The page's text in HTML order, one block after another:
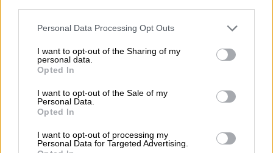
Please note that this website/app uses one or more Google
not limited to your visit or usage behaviour. You may click to
grant or deny consent to Google and its third-party tags to
use your data for below specified purposes in below Google
consent section.
Personal Data Processing Opt Outs
I want to opt-out of the Sharing of my
personal data.
Opted In
I want to opt-out of the Sale of my
Personal Data.
Opted In
I want to opt-out of processing my
Personal Data for Targeted Advertising.
Πανσέληνος Ιουλίου 2023: Πότε θα
δούμε στον ουρανό το «Φεγγάρι του
Ελαφιού» - Από πού πήρε το όνομά
Οι περιοχές στο «κόκκινο»